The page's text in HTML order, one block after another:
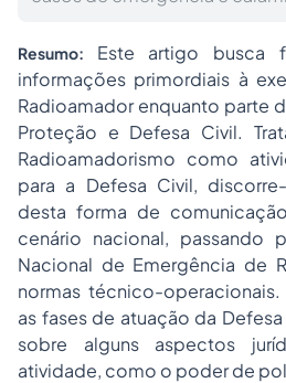
Resumo: Este artigo busca
informações primordiais à
Radioamador enquanto parte
Proteção e Defesa Civil.
Radioamadorismo como
para a Defesa Civil,
desta forma de
cenário nacional, passando
Nacional de Emergência de
normas técnico-
as fases de atuação da
sobre alguns aspectos
atividade, como o poder de